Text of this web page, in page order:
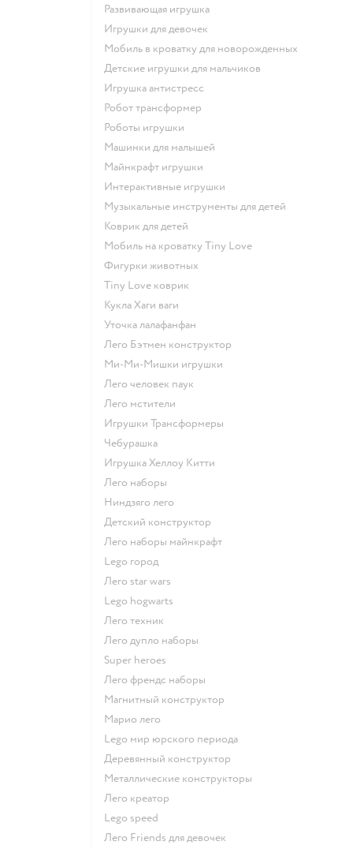
Развивающая игрушка
Игрушки для девочек
Мобиль в кроватку для новорожденных
Детские игрушки для мальчиков
Игрушка антистресс
Робот трансформер
Роботы игрушки
Машинки для малышей
Майнкрафт игрушки
Интерактивные игрушки
Музыкальные инструменты для детей
Коврик для детей
Мобиль на кроватку Tiny Love
Фигурки животных
Tiny Love коврик
Кукла Хаги ваги
Уточка лалафанфан
Лего Бэтмен конструктор
Ми-Ми-Мишки игрушки
Лего человек паук
Лего мстители
Игрушки Трансформеры
Чебурашка
Игрушка Хеллоу Китти
Лего наборы
Ниндзяго лего
Детский конструктор
Лего наборы майнкрафт
Lego город
Лего star wars
Lego hogwarts
Лего техник
Лего дупло наборы
Super heroes
Лего френдс наборы
Магнитный конструктор
Марио лего
Lego мир юрского периода
Деревянный конструктор
Металлические конструкторы
Лего креатор
Lego speed
Лего Friends для девочек